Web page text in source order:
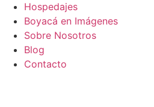
Experiencias
Hospedajes
Boyacá en Imágenes
Sobre Nosotros
Blog